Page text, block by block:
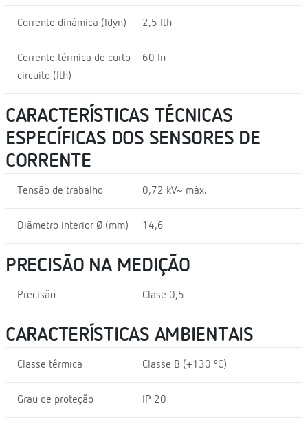
Corrente dinâmica (Idyn) 2,5 Ith
Corrente térmica de curto-
circuito (Ith)
60 In
CARACTERÍSTICAS TÉCNICAS
ESPECÍFICAS DOS SENSORES DE
CORRENTE
Tensão de trabalho 0,72 kV~ máx.
Diâmetro interior Ø (mm) 14,6
PRECISÃO NA MEDIÇÃO
Precisão Clase 0,5
CARACTERÍSTICAS AMBIENTAIS
Classe térmica Classe B (+130 ºC)
Grau de proteção IP 20